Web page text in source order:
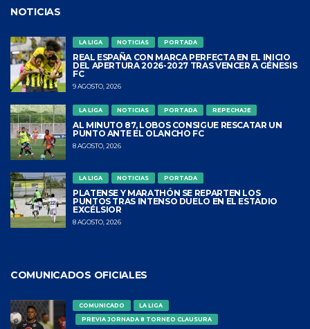
NOTICIAS
LA LIGA NOTICIAS PORTADA
REAL ESPAÑA CON MARCA PERFECTA EN EL INICIO
DEL APERTURA 2026-2027 TRAS VENCER A GÉNESIS
FC
9 AGOSTO, 2026
LA LIGA NOTICIAS PORTADA REPECHAJE
AL MINUTO 87, LOBOS CONSIGUE RESCATAR UN
PUNTO ANTE EL OLANCHO FC
8 AGOSTO, 2026
LA LIGA NOTICIAS PORTADA
PLATENSE Y MARATHÓN SE REPARTEN LOS
PUNTOS TRAS INTENSO DUELO EN EL ESTADIO
EXCÉLSIOR
8 AGOSTO, 2026
COMUNICADOS OFICIALES
COMUNICADO
LA LIGA
PREVIA JORNADA 8 TORNEO CLAUSURA